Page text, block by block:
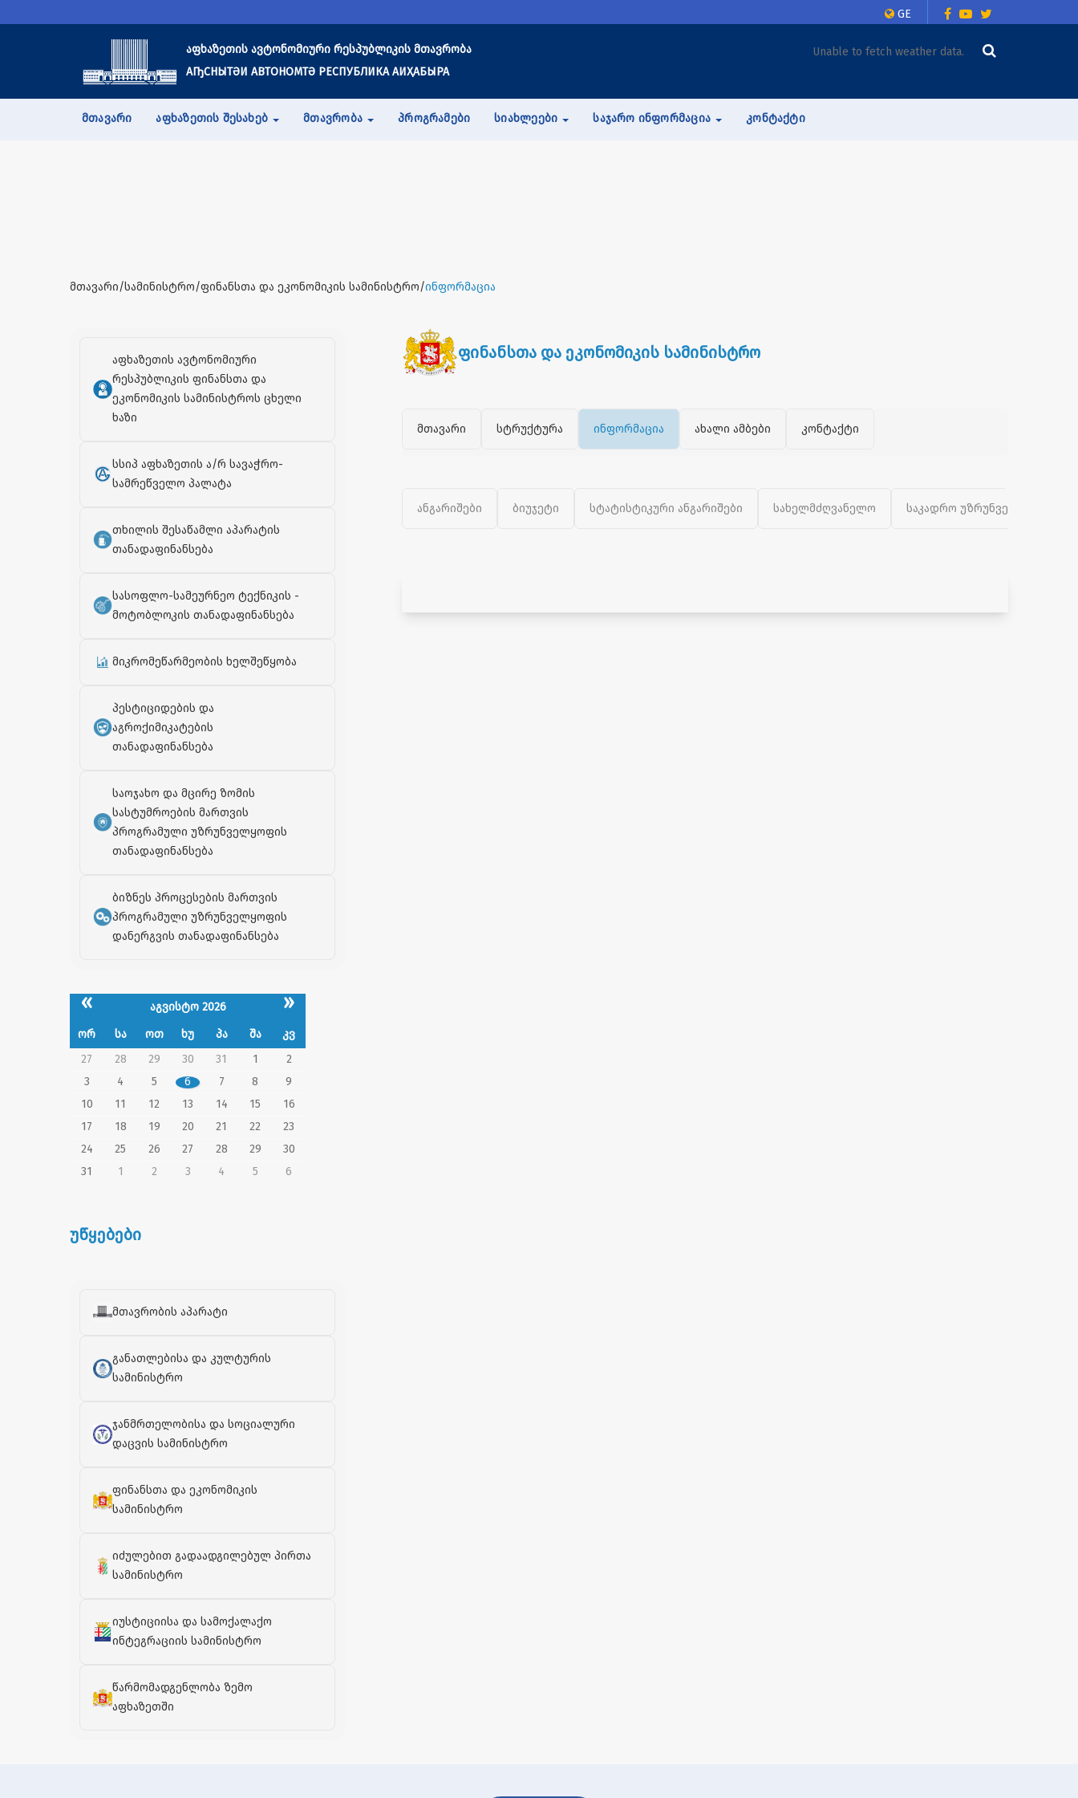
GE
აფხაზეთის ავტონომიური რესპუბლიკის მთავრობა
АҦСНЫТӘИ АВТОНОМТӘ РЕСПУБЛИКА АИҲАБЫРА
Unable to fetch weather data.
ᲛᲗᲐᲕᲐᲠᲘ ᲐᲤᲮᲐᲖᲔᲗᲘᲡ ᲨᲔᲡᲐᲮᲔᲑ ᲛᲗᲐᲕᲠᲝᲑᲐ ᲞᲠᲝᲒᲠᲐᲛᲔᲑᲘ ᲡᲘᲐᲮᲚᲔᲔᲑᲘ ᲡᲐᲯᲐᲠᲝ ᲘᲜᲤᲝᲠᲛᲐᲪᲘᲐ ᲙᲝᲜᲢᲐᲥᲢᲘ
მთავარი/სამინისტრო/ფინანსთა და ეკონომიკის სამინისტრო/ინფორმაცია
აფხაზეთის ავტონომიური
რესპუბლიკის ფინანსთა და
ეკონომიკის სამინისტროს ცხელი
ხაზი
სსიპ აფხაზეთის ა/რ სავაჭრო-
სამრეწველო პალატა
თხილის შესაწამლი აპარატის
თანადაფინანსება
სასოფლო-სამეურნეო ტექნიკის -
მოტობლოკის თანადაფინანსება
მიკრომეწარმეობის ხელშეწყობა
პესტიციდების და
აგროქიმიკატების
თანადაფინანსება
საოჯახო და მცირე ზომის
სასტუმროების მართვის
პროგრამული უზრუნველყოფის
თანადაფინანსება
ბიზნეს პროცესების მართვის
პროგრამული უზრუნველყოფის
დანერგვის თანადაფინანსება
« აგვისტო 2026 »
ორ სა ოთ ხუ პა შა
კვ
27
28 29 30 31 1
2
3
4 5 6 7 8
9
10
11 12 13 14 15
16
17
18 19 20 21 22
23
24
25 26 27 28 29
30
31
1 2 3 4 5 6
უწყებები
მთავრობის აპარატი
განათლებისა და კულტურის
სამინისტრო
ჯანმრთელობისა და სოციალური
დაცვის სამინისტრო
ფინანსთა და ეკონომიკის
სამინისტრო
იძულებით გადაადგილებულ პირთა
სამინისტრო
იუსტიციისა და სამოქალაქო
ინტეგრაციის სამინისტრო
წარმომადგენლობა ზემო
აფხაზეთში
ფინანსთა და ეკონომიკის სამინისტრო
მთავარი სტრუქტურა ინფორმაცია ახალი ამბები კონტაქტი
ანგარიშები ბიუჯეტი სტატისტიკური ანგარიშები სახელმძღვანელო საკადრო უზრუნველყოფა